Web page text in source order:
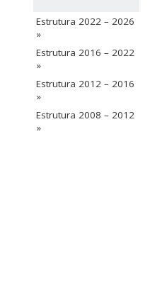
Estrutura 2022 – 2026
»
Estrutura 2016 – 2022
»
Estrutura 2012 – 2016
»
Estrutura 2008 – 2012
»